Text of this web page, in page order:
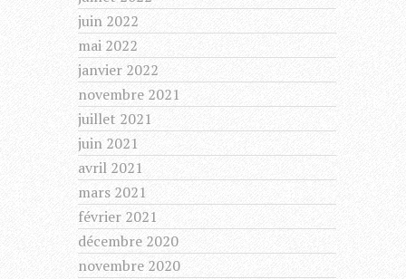
juin 2022
mai 2022
janvier 2022
novembre 2021
juillet 2021
juin 2021
avril 2021
mars 2021
février 2021
décembre 2020
novembre 2020